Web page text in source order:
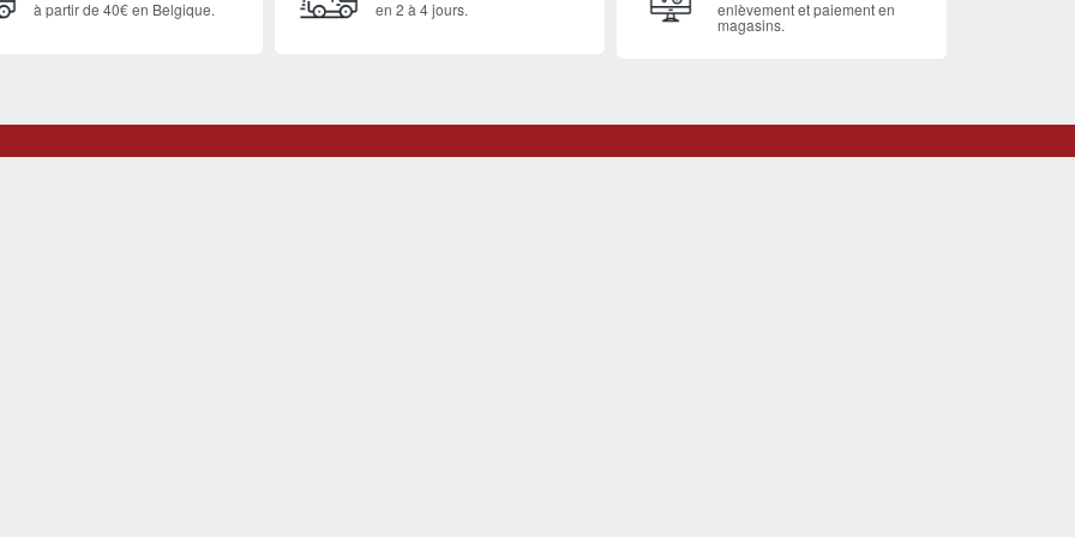
à partir de 40€ en Belgique. en 2 à 4 jours. enlèvement et paiement en
magasins.
choisir Smartoys Jeux-vidéo ?